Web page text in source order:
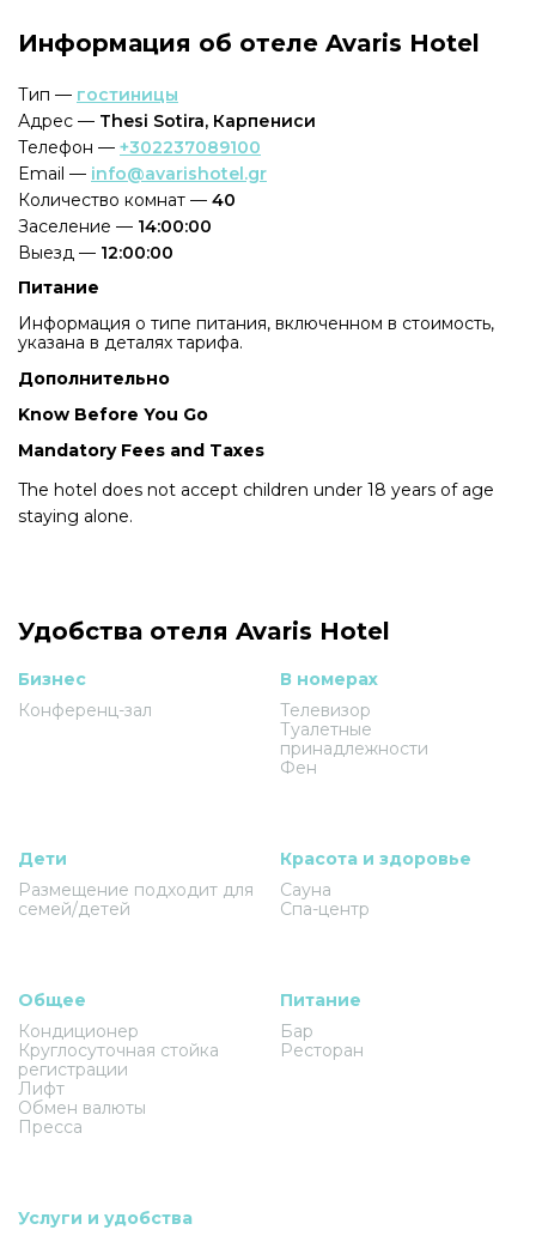
Информация об отеле Avaris Hotel
Тип — гостиницы
Адрес — Thesi Sotira, Карпениси
Телефон — +302237089100
Email — info@avarishotel.gr
Количество комнат — 40
Заселение — 14:00:00
Выезд — 12:00:00
Питание
Информация о типе питания, включенном в стоимость,
указана в деталях тарифа.
Дополнительно
Know Before You Go
Mandatory Fees and Taxes
The hotel does not accept children under 18 years of age
staying alone.
Удобства отеля Avaris Hotel
Бизнес
Конференц-зал
В номерах
Телевизор
Туалетные
принадлежности
Фен
Дети
Размещение подходит для
семей/детей
Красота и здоровье
Сауна
Спа-центр
Общее
Кондиционер
Круглосуточная стойка
регистрации
Лифт
Обмен валюты
Пресса
Питание
Бар
Ресторан
Услуги и удобства